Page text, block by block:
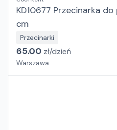
KD10677 Przecinarka
cm
Przecinarki
65.00 zł/dzień
Warszawa